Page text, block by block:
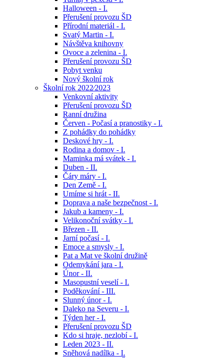
Halloween - I.
Přerušení provozu ŠD
Přírodní materiál - I.
Svatý Martin - I.
Návštěva knihovny
Ovoce a zelenina - I.
Přerušení provozu ŠD
Pobyt venku
Nový školní rok
Školní rok 2022⁄2023
Venkovní aktivity
Přerušení provozu ŠD
Ranní družina
Červen - Počasí a pranostiky - I.
Z pohádky do pohádky
Deskové hry - I.
Rodina a domov - I.
Maminka má svátek - I.
Duben - II.
Čáry máry - I.
Den Země - I.
Umíme si hrát - II.
Doprava a naše bezpečnost - I.
Jakub a kameny - I.
Velikonoční svátky - I.
Březen - II.
Jarní počasí - I.
Emoce a smysly - I.
Pat a Mat ve školní družině
Odemykání jara - I.
Únor - II.
Masopustní veselí - I.
Poděkování - III.
Slunný únor - I.
Daleko na Severu - I.
Týden her - I.
Přerušení provozu ŠD
Kdo si hraje, nezlobí - I.
Leden 2023 - II.
Sněhová nadílka - I.